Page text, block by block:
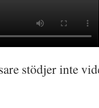
stödjer inte